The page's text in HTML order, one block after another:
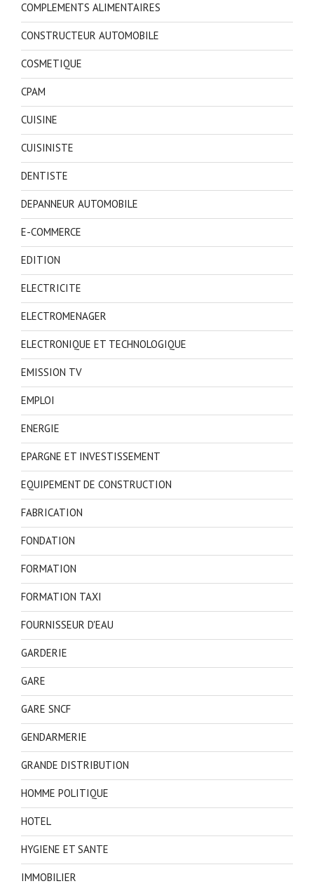
COMPLEMENTS ALIMENTAIRES
CONSTRUCTEUR AUTOMOBILE
COSMETIQUE
CPAM
CUISINE
CUISINISTE
DENTISTE
DEPANNEUR AUTOMOBILE
E-COMMERCE
EDITION
ELECTRICITE
ELECTROMENAGER
ELECTRONIQUE ET TECHNOLOGIQUE
EMISSION TV
EMPLOI
ENERGIE
EPARGNE ET INVESTISSEMENT
EQUIPEMENT DE CONSTRUCTION
FABRICATION
FONDATION
FORMATION
FORMATION TAXI
FOURNISSEUR D'EAU
GARDERIE
GARE
GARE SNCF
GENDARMERIE
GRANDE DISTRIBUTION
HOMME POLITIQUE
HOTEL
HYGIENE ET SANTE
IMMOBILIER